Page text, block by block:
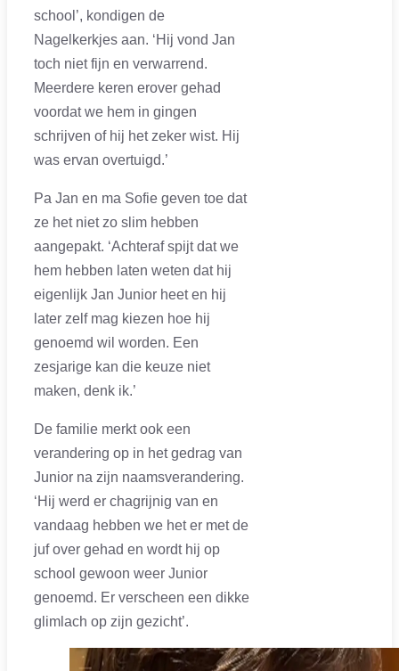
school’, kondigen de
Nagelkerkjes aan. ‘Hij vond Jan
toch niet fijn en verwarrend.
Meerdere keren erover gehad
voordat we hem in gingen
schrijven of hij het zeker wist. Hij
was ervan overtuigd.’
Pa Jan en ma Sofie geven toe dat
ze het niet zo slim hebben
aangepakt. ‘Achteraf spijt dat we
hem hebben laten weten dat hij
eigenlijk Jan Junior heet en hij
later zelf mag kiezen hoe hij
genoemd wil worden. Een
zesjarige kan die keuze niet
maken, denk ik.’
De familie merkt ook een
verandering op in het gedrag van
Junior na zijn naamsverandering.
‘Hij werd er chagrijnig van en
vandaag hebben we het er met de
juf over gehad en wordt hij op
school gewoon weer Junior
genoemd. Er verscheen een dikke
glimlach op zijn gezicht’.